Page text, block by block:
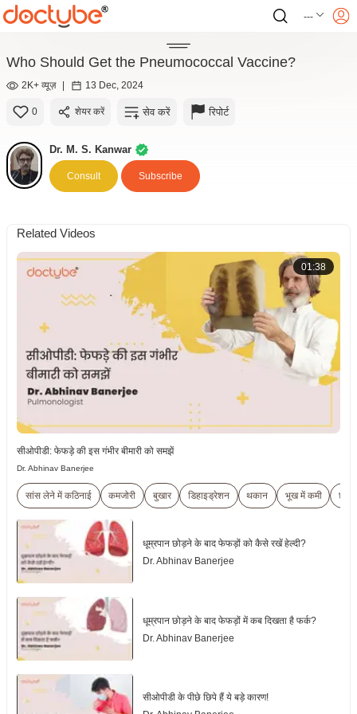
---
Who Should Get the Pneumococcal Vaccine?
2K+ व्यूज़ | 13 Dec, 2024
0 शेयर करें सेव करें रिपोर्ट
Dr. M. S. Kanwar
Consult Subscribe
Related Videos
01:38
सीओपीडी: फेफड़े की इस गंभीर बीमारी को समझें
Dr. Abhinav Banerjee
सांस लेने में कठिनाई कमजोरी बुखार डिहाइड्रेशन थकान भूख में कमी
धूम्रपान छोड़ने के बाद फेफड़ों को कैसे रखें हेल्दी?
Dr. Abhinav Banerjee
धूम्रपान छोड़ने के बाद फेफड़ों में कब दिखता है फर्क?
Dr. Abhinav Banerjee
सीओपीडी के पीछे छिपे हैं ये बड़े कारण!